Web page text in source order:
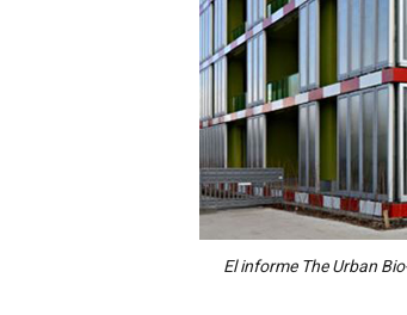
El informe The Urban